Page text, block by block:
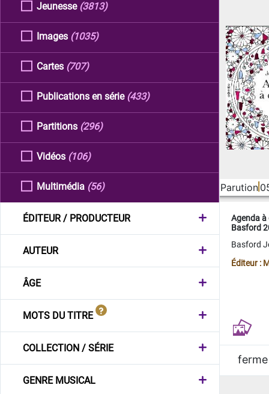
Jeunesse (3813)
Images (1035)
Cartes (707)
Publications en série (433)
Partitions (296)
Vidéos (106)
Multimédia (56)
ÉDITEUR / PRODUCTEUR
AUTEUR
ÂGE
MOTS DU TITRE
COLLECTION / SÉRIE
GENRE MUSICAL
Parution
Agenda
Basford
Basford
Éditeur :
ferme